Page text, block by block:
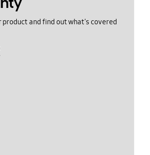
product and find out what's covered